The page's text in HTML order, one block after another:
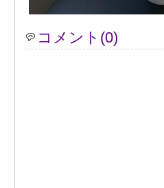
コメント(0)